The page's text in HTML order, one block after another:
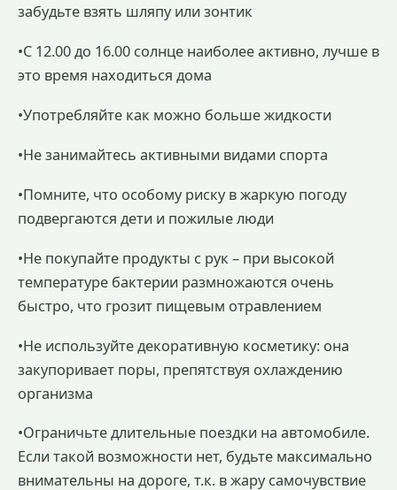
забудьте взять шляпу или зонтик
•С 12.00 до 16.00 солнце наиболее активно, лучше в
это время находиться дома
•Употребляйте как можно больше жидкости
•Не занимайтесь активными видами спорта
•Помните, что особому риску в жаркую погоду
подвергаются дети и пожилые люди
•Не покупайте продукты с рук – при высокой
температуре бактерии размножаются очень
быстро, что грозит пищевым отравлением
•Не используйте декоративную косметику: она
закупоривает поры, препятствуя охлаждению
организма
•Ограничьте длительные поездки на автомобиле.
Если такой возможности нет, будьте максимально
внимательны на дороге, т.к. в жару самочувствие